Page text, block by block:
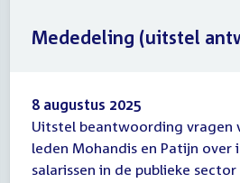
Mededeling
(uitstel
antwoord)
8 augustus 2025
Uitstel beantwoording vragen
leden Mohandis en Patijn over
salarissen in de publieke sector
Mededeling (uitstel